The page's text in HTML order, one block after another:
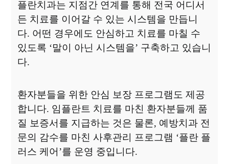
플란치과는 지점간 연계를 통해 전국 어디서
든 치료를 이어갈 수 있는 시스템을 만듭니
다. 어떤 경우에도 안심하고 치료를 마칠 수
있도록 ‘말이 아닌 시스템을’ 구축하고 있습니
다.
환자분들을 위한 안심 보장 프로그램도 제공
합니다. 임플란트 치료를 마친 환자분들께 품
질 보증서를 지급하는 것은 물론, 예방치과 전
문의 감수를 마친 사후관리 프로그램 ‘플란 플
러스 케어’를 운영 중입니다.